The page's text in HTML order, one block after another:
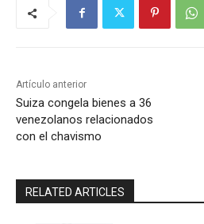
Artículo anterior
Suiza congela bienes a 36
venezolanos relacionados
con el chavismo
RELATED ARTICLES